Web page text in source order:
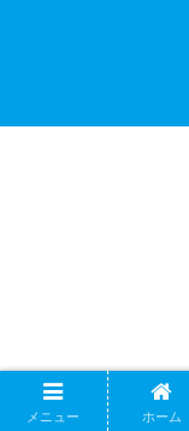
メニュー ホーム